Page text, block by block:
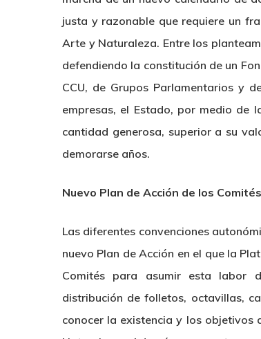
justa y razonable que requiere un
Arte y Naturaleza. Entre los
defendiendo la constitución de un
CCU, de Grupos Parlamentarios y
empresas, el Estado, por medio de
cantidad generosa, superior a su
demorarse años.
Nuevo Plan de Acción de los Comités
Las diferentes convenciones
nuevo Plan de Acción en el que la
Comités para asumir esta labor
distribución de folletos, octavillas,
conocer la existencia y los